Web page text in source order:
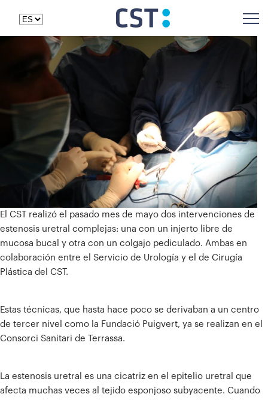
El CST realizó el pasado mes de mayo dos intervenciones de
estenosis uretral complejas: una con un injerto libre de
mucosa bucal y otra con un colgajo pediculado. Ambas en
colaboración entre el Servicio de Urología y el de Cirugía
Plástica del CST.
Estas técnicas, que hasta hace poco se derivaban a un centro
de tercer nivel como la Fundació Puigvert, ya se realizan en el
Consorci Sanitari de Terrassa.
La estenosis uretral es una cicatriz en el epitelio uretral que
afecta muchas veces al tejido esponjoso subyacente. Cuando